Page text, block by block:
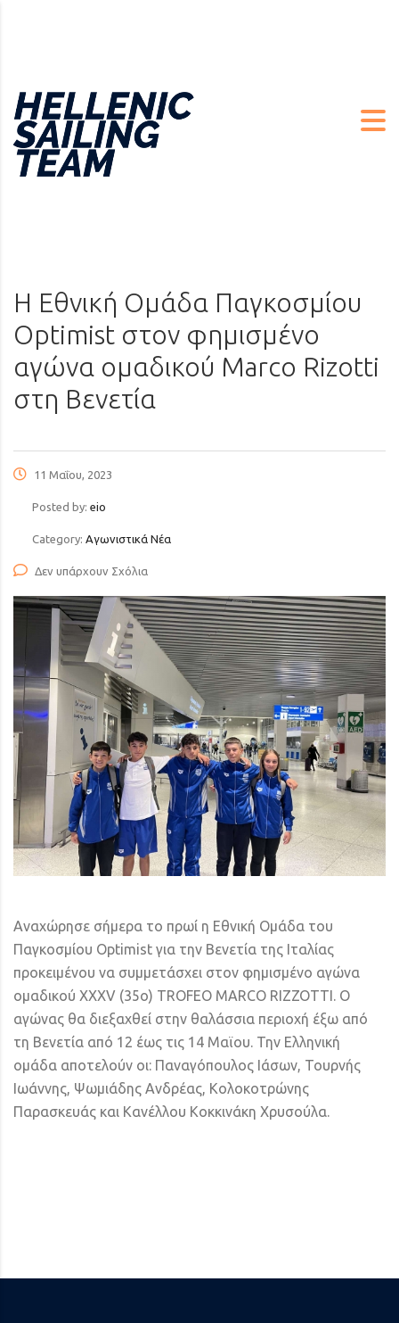
H Εθνική Ομάδα Παγκοσμίου
Optimist στον φημισμένο
αγώνα ομαδικού Marco Rizotti
στη Βενετία
11 Μαΐου, 2023
Posted by: eio
Category: Αγωνιστικά Νέα
Δεν υπάρχουν Σχόλια
Αναχώρησε σήμερα το πρωί η Εθνική Ομάδα του
Παγκοσμίου Optimist για την Βενετία της Ιταλίας
προκειμένου να συμμετάσχει στον φημισμένο αγώνα
ομαδικού XXXV (35ο) TROFEO MARCO RIZZOTTI. Ο
αγώνας θα διεξαχθεί στην θαλάσσια περιοχή έξω από
τη Βενετία από 12 έως τις 14 Μαϊου. Την Ελληνική
ομάδα αποτελούν οι: Παναγόπουλος Ιάσων, Τουρνής
Ιωάννης, Ψωμιάδης Ανδρέας, Κολοκοτρώνης
Παρασκευάς και Κανέλλου Κοκκινάκη Χρυσούλα.